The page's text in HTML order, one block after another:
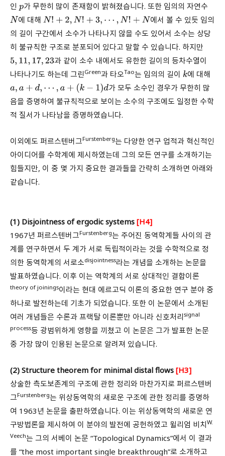
인 p가 무한히 많이 존재함이 밝혀졌습니다. 또한 임의의 자연수
N 에 대해 N!+ 2,N!+3,⋯,N!+ N
에서 볼 수 있듯 임의
의 길이 구간에서 소수가 나타나지 않을 수도 있어서 소수는 상당
히 불규칙한 구조로 분포되어 있다고 말할 수 있습니다. 하지만
5, 11,17,23
과 같이 소수 내에서도 유한한 길이의 등차수열이
나타나기도 하는데 그린Green과 타오Tao는 임의의 길이 k에 대해
a,a+ d,⋯,a+( k −1 )d
가 모두 소수인 경우가 무한히 많
음을 증명하여 불규칙적으로 보이는 소수의 구조에도 일정한 수학
적 질서가 나타남을 증명하였습니다.
이외에도 퍼르스텐버그Furstenberg는 다양한 연구 업적과 혁신적인
아이디어를 수학계에 제시하였는데 그의 모든 연구를 소개하기는
힘들지만, 이 중 몇 가지 중요한 결과들을 간략히 소개하면 아래와
같습니다.
(1) Disjointness of ergodic systems [H4]
1967년 퍼르스텐버그Furstenberg는 주어진 동역학계들 사이의 관
계를 연구하면서 두 계가 서로 독립적이라는 것을 수학적으로 정
의한 동역학계의 서로소disjointness라는 개념을 소개하는 논문을
발표하였습니다. 이후 이는 역학계의 서로 상대적인 결합이론
theory of joinings이라는 현대 에르고딕 이론의 중요한 연구 분야 중
하나로 발전하는데 기초가 되었습니다. 또한 이 논문에서 소개된
여러 개념들은 수론과 프랙탈 이론뿐만 아니라 신호처리signal
process등 광범위하게 영향을 끼쳤고 이 논문은 그가 발표한 논문
중 가장 많이 인용된 논문으로 알려져 있습니다.
(2) Structure theorem for minimal distal flows [H3]
상술한 측도보존계의 구조에 관한 정리와 마찬가지로 퍼르스텐버
그Furstenberg는 위상동역학의 새로운 구조에 관한 정리를 증명하
여 1963년 논문을 출판하였습니다. 이는 위상동역학의 새로운 연
구방법론을 제시하여 이 분야의 발전에 공헌하였고 윌리엄 비치W.
Veech는 그의 서베이 논문 “Topological Dynamics”에서 이 결과
를 “the most important single breakthrough”로 소개하고